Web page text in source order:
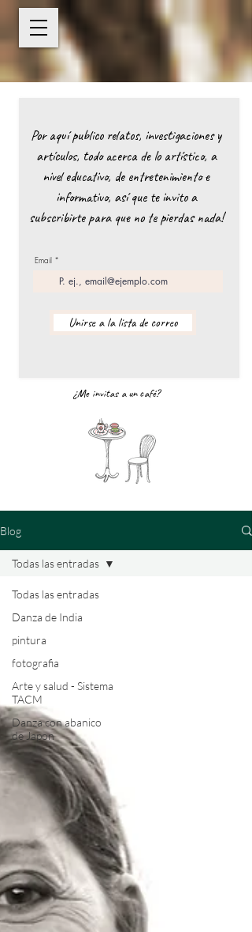
Por aquí publico relatos, investigaciones y
artículos, todo acerca de lo artístico, a
nivel educativo, de entretenimiento e
informativo, así que te invito a
subscribirte para que no te pierdas nada!
Email
Unirse a la lista de correo
¿Me invitas a un café?
Blog
Todas las entradas
Danza de India
pintura
fotografia
Arte y salud - Sistema
TACM
Danza con abanico
de Japon
Todas las entradas